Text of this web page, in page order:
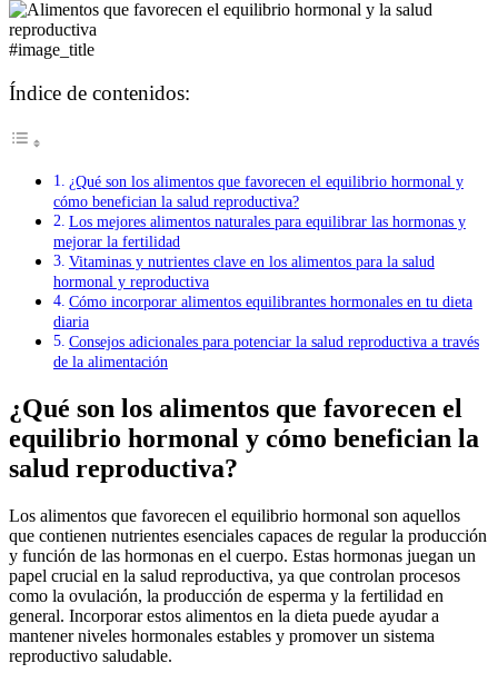
#image_title
Índice de contenidos:
¿Qué son los alimentos que favorecen el equilibrio hormonal y
cómo benefician la salud reproductiva?
Los mejores alimentos naturales para equilibrar las hormonas y
mejorar la fertilidad
Vitaminas y nutrientes clave en los alimentos para la salud
hormonal y reproductiva
Cómo incorporar alimentos equilibrantes hormonales en tu dieta
diaria
Consejos adicionales para potenciar la salud reproductiva a través
de la alimentación
¿Qué son los alimentos que favorecen el
equilibrio hormonal y cómo benefician la
salud reproductiva?
Los alimentos que favorecen el equilibrio hormonal son aquellos
que contienen nutrientes esenciales capaces de regular la producción
y función de las hormonas en el cuerpo. Estas hormonas juegan un
papel crucial en la salud reproductiva, ya que controlan procesos
como la ovulación, la producción de esperma y la fertilidad en
general. Incorporar estos alimentos en la dieta puede ayudar a
mantener niveles hormonales estables y promover un sistema
reproductivo saludable.